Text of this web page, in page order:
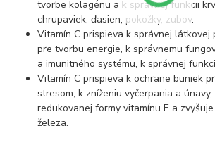
tvorbe kolagénu a k správnej funkcii
chrupaviek, ďasien, pokožky, zubov.
Vitamín C prispieva k správnej látkovej
pre tvorbu energie, k správnemu
a imunitného systému, k správnej
Vitamín C prispieva k ochrane buniek
stresom, k zníženiu vyčerpania a
redukovanej formy vitamínu E a
železa.